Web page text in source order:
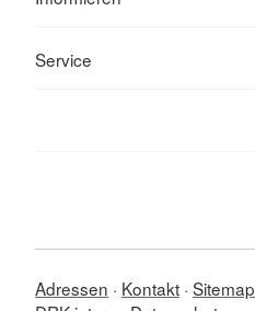
Service
Adressen Kontakt Sitemap